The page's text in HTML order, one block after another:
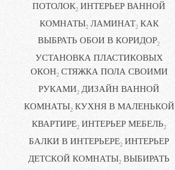
ПОТОЛОК2 ИНТЕРЬЕР ВАННОЙ
КОМНАТЫ2 ЛАМИНАТ2 КАК
ВЫБРАТЬ ОБОИ В КОРИДОР2
УСТАНОВКА ПЛАСТИКОВЫХ
ОКОН2 СТЯЖКА ПОЛА СВОИМИ
РУКАМИ2 ДИЗАЙН ВАННОЙ
КОМНАТЫ2 КУХНЯ В МАЛЕНЬКОЙ
КВАРТИРЕ2 ИНТЕРЬЕР МЕБЕЛЬ2
БАЛКИ В ИНТЕРЬЕРЕ2 ИНТЕРЬЕР
ДЕТСКОЙ КОМНАТЫ2 ВЫБИРАТЬ